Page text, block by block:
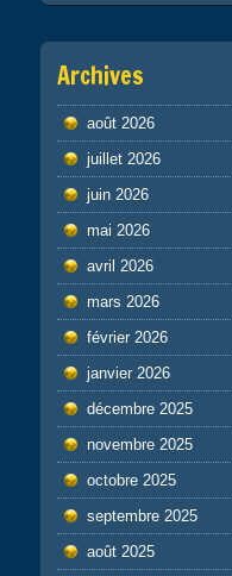
Archives
août 2026
juillet 2026
juin 2026
mai 2026
avril 2026
mars 2026
février 2026
janvier 2026
décembre 2025
novembre 2025
octobre 2025
septembre 2025
août 2025